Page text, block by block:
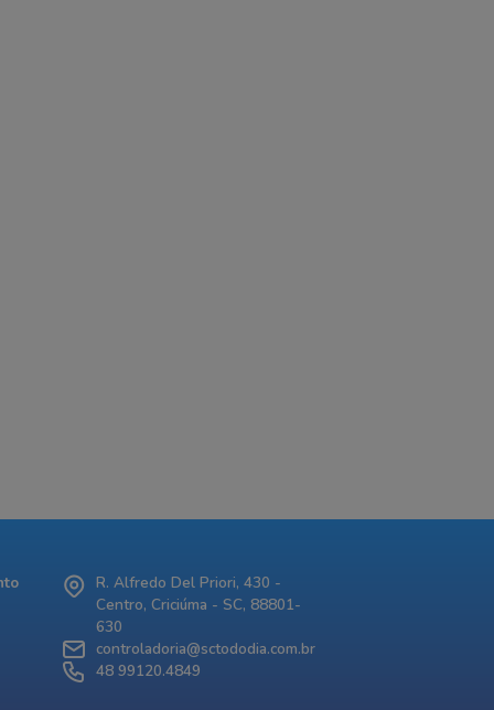
R. Alfredo Del Priori, 430 -
Centro, Criciúma - SC, 88801-
630
controladoria@sctododia.com.br
48 99120.4849